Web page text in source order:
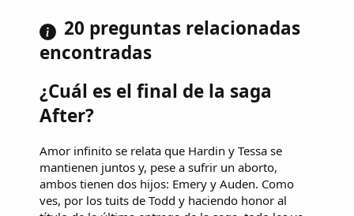
20 preguntas relacionadas
encontradas
¿Cuál es el final de la saga
After?
Amor infinito se relata que Hardin y Tessa se
mantienen juntos y, pese a sufrir un aborto,
ambos tienen dos hijos: Emery y Auden. Como
ves, por los tuits de Todd y haciendo honor al